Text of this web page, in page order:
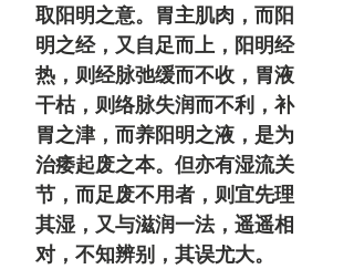
取阳明之意。胃主肌肉，而阳
明之经，又自足而上，阳明经
热，则经脉弛缓而不收，胃液
干枯，则络脉失润而不利，补
胃之津，而养阳明之液，是为
治痿起废之本。但亦有湿流关
节，而足废不用者，则宜先理
其湿，又与滋润一法，遥遥相
对，不知辨别，其误尤大。